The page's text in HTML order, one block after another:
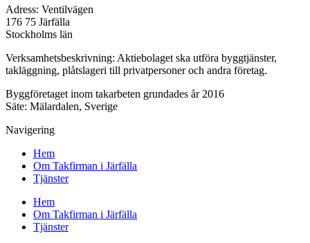
Adress: Ventilvägen
176 75 Järfälla
Stockholms län
Verksamhetsbeskrivning: Aktiebolaget ska utföra byggtjänster,
takläggning, plåtslageri till privatpersoner och andra företag.
Byggföretaget inom takarbeten grundades år 2016
Säte: Mälardalen, Sverige
Navigering
Hem
Om Takfirman i Järfälla
Tjänster
Hem
Om Takfirman i Järfälla
Tjänster